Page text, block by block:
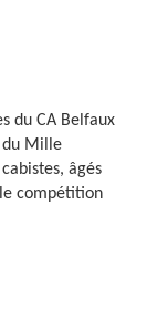
du CA Belfaux
du Mille
âgés
compétition